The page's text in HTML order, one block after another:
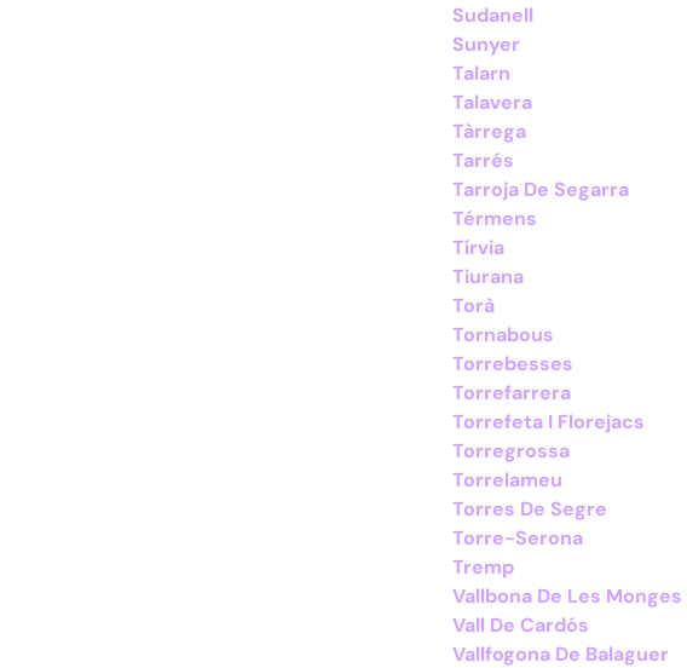
Sudanell
Sunyer
Talarn
Talavera
Tàrrega
Tarrés
Tarroja De Segarra
Térmens
Tírvia
Tiurana
Torà
Tornabous
Torrebesses
Torrefarrera
Torrefeta I Florejacs
Torregrossa
Torrelameu
Torres De Segre
Torre-Serona
Tremp
Vallbona De Les Monges
Vall De Cardós
Vallfogona De Balaguer